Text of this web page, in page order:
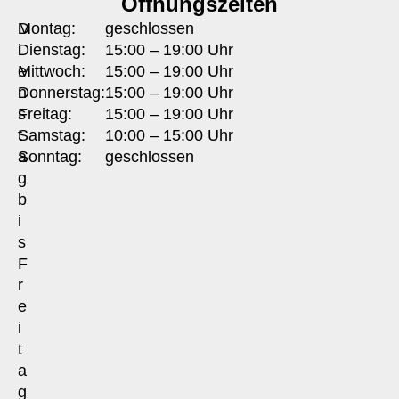
D
i
e
n
s
t
a
g
b
i
s
F
r
e
i
t
a
g
Montag:
Dienstag:
Mittwoch:
Donnerstag:
Freitag:
Samstag:
Sonntag:
geschlossen
15:00 – 19:00 Uhr
15:00 – 19:00 Uhr
15:00 – 19:00 Uhr
15:00 – 19:00 Uhr
10:00 – 15:00 Uhr
geschlossen